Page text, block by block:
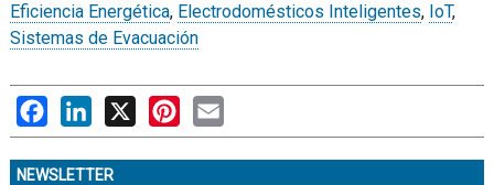
Eficiencia Energética, Electrodomésticos Inteligentes, IoT,
Sistemas de Evacuación
FacebookLinkedIn
X PinterestEmail
NEWSLETTER